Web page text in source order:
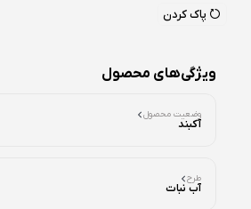
پاک کردن
ویژگی‌های محصول
وضعیت محصول
آکبند
طرح
آب نبات